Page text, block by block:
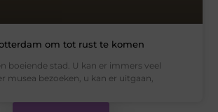
om tot rust te komen
boeiende stad. U kan er immers veel
musea bezoeken, u kan er uitgaan,